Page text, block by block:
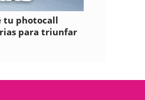
tu photocall
para triunfar